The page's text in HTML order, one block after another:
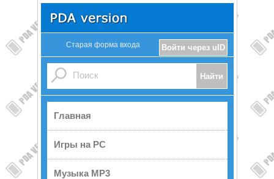
Войти через uID
Старая форма входа
Главная
Игры на PC
Музыка MP3